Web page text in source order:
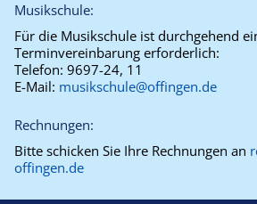
Musikschule:
Für die Musikschule ist durchgehend
Terminvereinbarung erforderlich:
Telefon: 9697-24, 11
E-Mail: musikschule@offingen.de
Rechnungen:
Bitte schicken Sie Ihre Rechnungen an
offingen.de